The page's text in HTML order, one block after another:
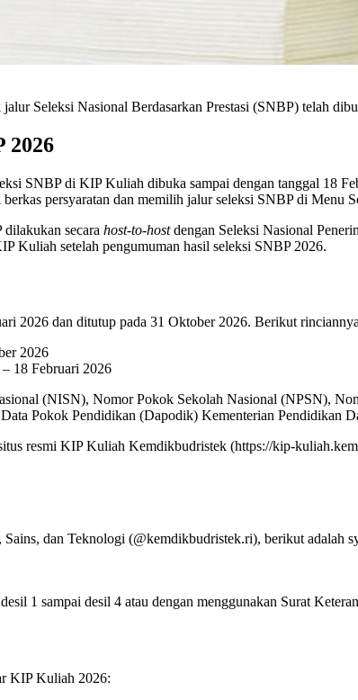
Seleksi Nasional Berdasarkan Prestasi (SNBP) telah
2026
SNBP di KIP Kuliah dibuka sampai dengan tanggal 18
persyaratan dan memilih jalur seleksi SNBP di Menu
secara host-to-hostdengan Seleksi Nasional
Kuliah setelah pengumuman hasil seleksi SNBP 2026.
2026 dan ditutup pada 31 Oktober 2026. Berikut
2026
18 Februari 2026
(NISN), Nomor Pokok Sekolah Nasional (NPSN),
Pokok Pendidikan (Dapodik) Kementerian Pendidikan
resmi KIP Kuliah Kemdikbudristek (https://kip-
dan Teknologi (@kemdikbudristek.ri), berikut adalah
1 sampai desil 4 atau dengan menggunakan Surat
KIP Kuliah 2026: